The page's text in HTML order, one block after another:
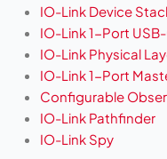
IO-Link Device
IO-Link 1-Port
IO-Link Physical
IO-Link 1-Port
Configurable
IO-Link Pathfinder
IO-Link Spy